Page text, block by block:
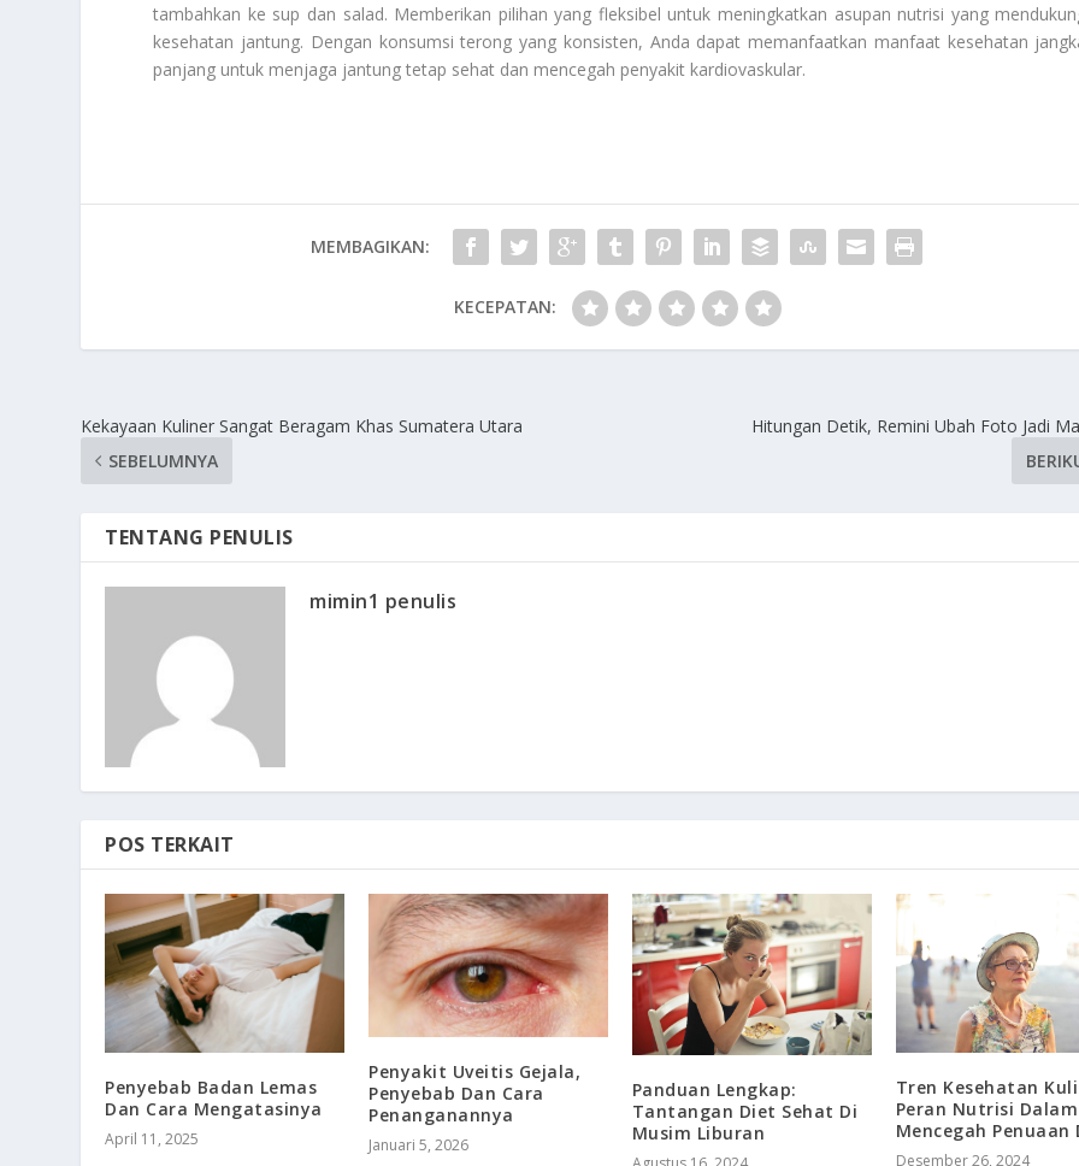
tambahkan ke sup dan salad. Memberikan pilihan yang fleksibel untuk meningkatkan asupan nutrisi yang
kesehatan jantung. Dengan konsumsi terong yang konsisten, Anda dapat memanfaatkan manfaat kesehatan
panjang untuk menjaga jantung tetap sehat dan mencegah penyakit kardiovaskular.
MEMBAGIKAN:
KECEPATAN:
Kekayaan Kuliner Sangat Beragam Khas Sumatera Utara
SEBELUMNYA
Hitungan Detik, Remini Ubah Foto Jadi
TENTANG PENULIS
mimin1 penulis
POS TERKAIT
Penyebab Badan Lemas
Dan Cara Mengatasinya
April 11, 2025
Penyakit Uveitis Gejala,
Penyebab Dan Cara
Penanganannya
Januari 5, 2026
Panduan Lengkap:
Tantangan Diet Sehat Di
Musim Liburan
Tren Kesehatan
Peran Nutrisi Dalam
Mencegah Penuaan
Desember 26, 2024